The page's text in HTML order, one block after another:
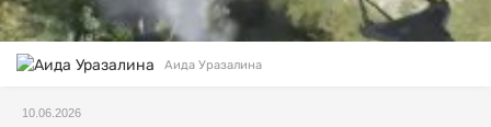
Аида Уразалина
10.06.2026